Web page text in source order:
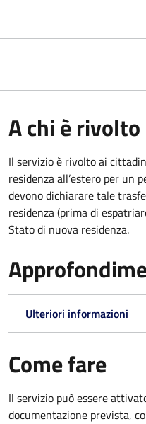
A chi è rivolto
Il servizio è rivolto ai
residenza all’estero per un
devono dichiarare tale
residenza (prima di
Stato di nuova residenza.
Ulteriori informazioni
Come fare
Il servizio può essere
documentazione prevista,